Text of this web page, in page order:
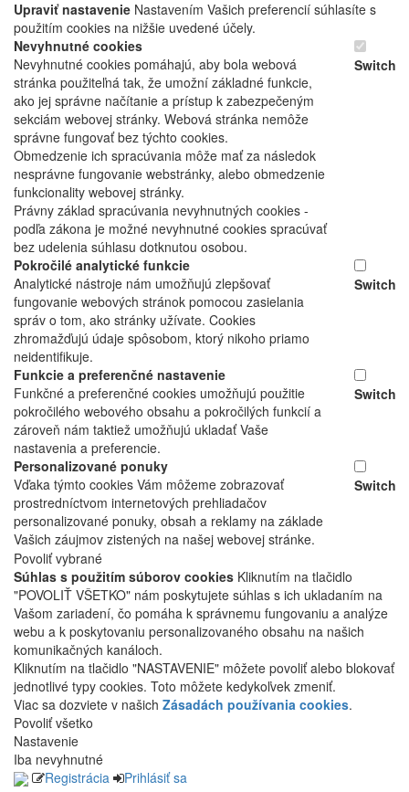
Upraviť nastavenie Nastavením Vašich preferencií súhlasíte s
použitím cookies na nižšie uvedené účely.
Nevyhnutné cookies
Nevyhnutné cookies pomáhajú, aby bola webová
stránka použiteľná tak, že umožní základné funkcie,
ako jej správne načítanie a prístup k zabezpečeným
sekciám webovej stránky. Webová stránka nemôže
správne fungovať bez týchto cookies.
Obmedzenie ich spracúvania môže mať za následok
nesprávne fungovanie webstránky, alebo obmedzenie
funkcionality webovej stránky.
Právny základ spracúvania nevyhnutných cookies -
podľa zákona je možné nevyhnutné cookies spracúvať
bez udelenia súhlasu dotknutou osobou.
Switch
Pokročilé analytické funkcie
Analytické nástroje nám umožňujú zlepšovať
fungovanie webových stránok pomocou zasielania
správ o tom, ako stránky užívate. Cookies
zhromažďujú údaje spôsobom, ktorý nikoho priamo
neidentifikuje.
Switch
Funkcie a preferenčné nastavenie
Funkčné a preferenčné cookies umožňujú použitie
pokročilého webového obsahu a pokročilých funkcií a
zároveň nám taktiež umožňujú ukladať Vaše
nastavenia a preferencie.
Switch
Personalizované ponuky
Vďaka týmto cookies Vám môžeme zobrazovať
prostredníctvom internetových prehliadačov
personalizované ponuky, obsah a reklamy na základe
Vašich záujmov zistených na našej webovej stránke.
Switch
Povoliť vybrané
Súhlas s použitím súborov cookies Kliknutím na tlačidlo
"POVOLIŤ VŠETKO" nám poskytujete súhlas s ich ukladaním na
Vašom zariadení, čo pomáha k správnemu fungovaniu a analýze
webu a k poskytovaniu personalizovaného obsahu na našich
komunikačných kanáloch.
Kliknutím na tlačidlo "NASTAVENIE" môžete povoliť alebo blokovať
jednotlivé typy cookies. Toto môžete kedykoľvek zmeniť.
Viac sa dozviete v našich Zásadách používania cookies.
Povoliť všetko
Nastavenie
Iba nevyhnutné
Registrácia
Prihlásiť sa